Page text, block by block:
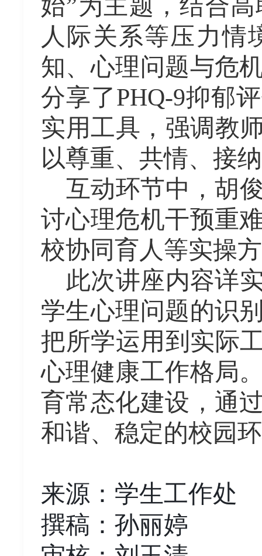
始”为主题，结合
人际关系等压力情
知、心理问题与危
分享了PHQ-9抑郁
实用工具，强调教
以尊重、共情、接
互动环节中，胡
讨心理危机干预重
校协同育人等实操
此次讲座内容详
学生心理问题的识
把所学运用到实际
心理健康工作格局
育常态化建设，通
和谐、稳定的校园
来源：学生工作处
撰稿：孙丽婷